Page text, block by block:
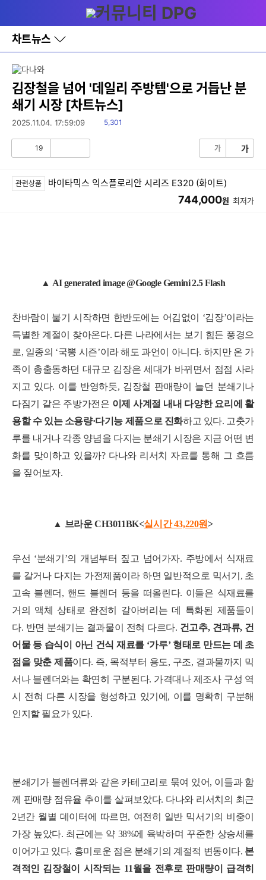
와
홈
차트뉴스
바
로
레
이
어
창
토
김장철을 넘어 '데일리 주방템'으로 거듭난 분
쇄기 시장 [차트뉴스]
2025.11.04. 17:59:09
읽
5,301
19 가 가
관련상품 바이타믹스 익스플로리안 시리즈 E320 (화이트)
744,000원 최저가
▲ AI generated image @Google Gemini 2.5 Flash
찬바람이 불기 시작하면 한반도에는 어김없이 ‘김장’이라는
특별한 계절이 찾아온다. 다른 나라에서는 보기 힘든 풍경으
로, 일종의 ‘국뽕 시즌’이라 해도 과언이 아니다. 하지만 온 가
족이 총출동하던 대규모 김장은 세대가 바뀌면서 점점 사라
지고 있다. 이를 반영하듯, 김장철 판매량이 늘던 분쇄기나
다짐기 같은 주방가전은 이제 사계절 내내 다양한 요리에 활
용할 수 있는 소용량·다기능 제품으로 진화하고 있다. 고춧가
루를 내거나 각종 양념을 다지는 분쇄기 시장은 지금 어떤 변
화를 맞이하고 있을까? 다나와 리서치 자료를 통해 그 흐름
을 짚어보자.
▲ 브라운 CH3011BK<실시간 43,220원>
우선 ‘분쇄기’의 개념부터 짚고 넘어가자. 주방에서 식재료
를 갈거나 다지는 가전제품이라 하면 일반적으로 믹서기, 초
고속 블렌더, 핸드 블렌더 등을 떠올린다. 이들은 식재료를
거의 액체 상태로 완전히 갈아버리는 데 특화된 제품들이
다. 반면 분쇄기는 결과물이 전혀 다르다. 건고추, 견과류, 건
어물 등 습식이 아닌 건식 재료를 ‘가루’ 형태로 만드는 데 초
점을 맞춘 제품이다. 즉, 목적부터 용도, 구조, 결과물까지 믹
서나 블렌더와는 확연히 구분된다. 가격대나 제조사 구성 역
시 전혀 다른 시장을 형성하고 있기에, 이를 명확히 구분해
인지할 필요가 있다.
분쇄기가 블렌더류와 같은 카테고리로 묶여 있어, 이들과 함
께 판매량 점유율 추이를 살펴보았다. 다나와 리서치의 최근
2년간 월별 데이터에 따르면, 여전히 일반 믹서기의 비중이
가장 높았다. 최근에는 약 38%에 육박하며 꾸준한 상승세를
이어가고 있다. 흥미로운 점은 분쇄기의 계절적 변동이다. 본
격적인 김장철이 시작되는 11월을 전후로 판매량이 급격히
세부정보 열기/접기